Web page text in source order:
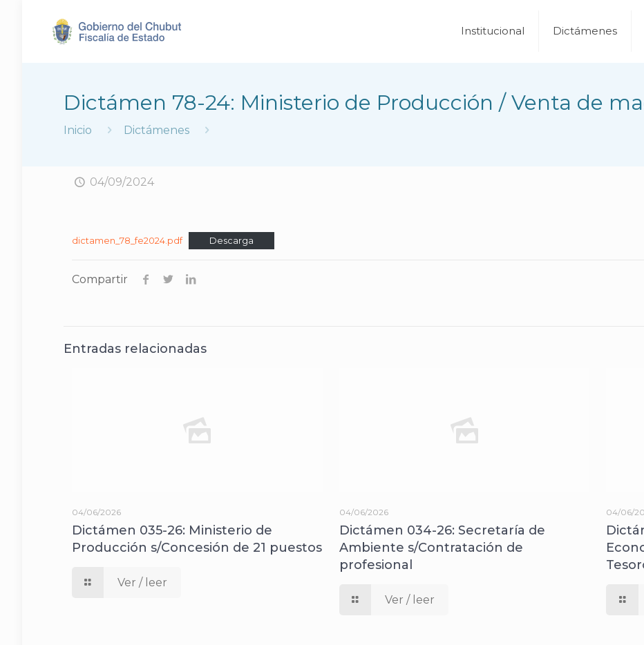
Institucional Dictámenes
Dictámen 78-24: Ministerio de Producción / Venta de
Inicio Dictámenes
04/09/2024
dictamen_78_fe2024.pdf Descarga
Compartir
Entradas relacionadas
04/06/2026
Dictámen 035-26: Ministerio de
Producción s/Concesión de 21 puestos
Ver / leer
04/06/2026
Dictámen 034-26: Secretaría de
Ambiente s/Contratación de
profesional
Ver / leer
04/06/